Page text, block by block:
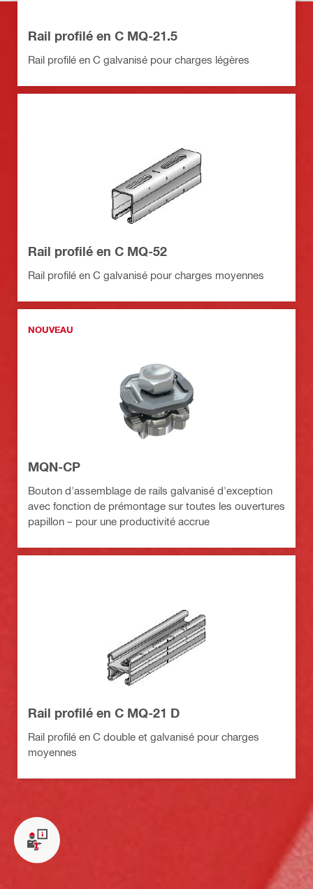
Rail profilé en C MQ-21.5
Rail profilé en C galvanisé pour charges légères
Rail profilé en C MQ-52
Rail profilé en C galvanisé pour charges moyennes
NOUVEAU
MQN-CP
Bouton d'assemblage de rails galvanisé d'exception
avec fonction de prémontage sur toutes les ouvertures
papillon – pour une productivité accrue
Rail profilé en C MQ-21 D
Rail profilé en C double et galvanisé pour charges
moyennes